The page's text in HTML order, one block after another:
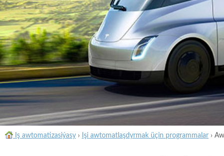
Iş awtomatizasiýasy › Işi awtomatlaşdyrmak üçin programmalar ›